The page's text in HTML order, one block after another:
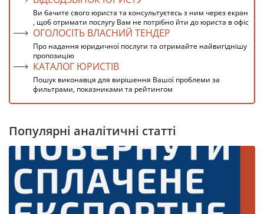
Ви бачите свого юриста та консультуєтесь з ним через екран
, щоб отримати послугу Вам не потрібно йти до юриста в офіс
ОГОЛОСІТЬ ВЛАСНИЙ ТЕНДЕР
Про надання юридичної послуги та отримайте найвигіднішу
пропозицію
КАТАЛОГ ЮРИСТІВ
Пошук виконавця для вирішення Вашої проблеми за
фильтрами, показниками та рейтингом
Популярні аналітичні статті